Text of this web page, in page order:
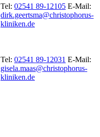
Tel: 02541 89-12105 E-Mail:
dirk.geertsma@christophorus-
kliniken.de
Tel: 02541 89-12031 E-Mail:
gisela.maas@christophorus-
kliniken.de